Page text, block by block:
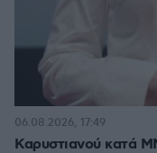
Καρυστιανού κατά
06.08.2026, 17:49